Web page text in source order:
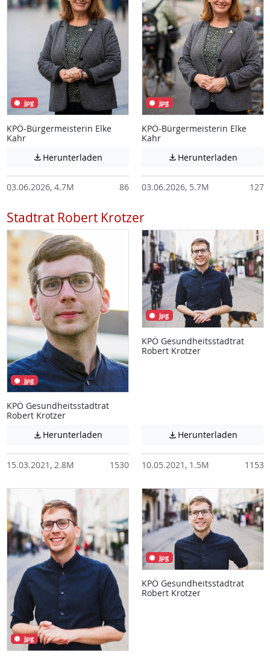
jpg
KPÖ-Bürgermeisterin Elke
Kahr
 Herunterladen Achtung: Diese Datei enthält unter
03.06.2026, 4.7M 86
jpg
KPÖ-Bürgermeisterin Elke
Kahr
 Herunterladen
03.06.2026, 5.7M 127
Stadtrat Robert Krotzer
jpg
KPÖ Gesundheitsstadtrat
Robert Krotzer
 Herunterladen Achtung: Diese Datei enthält unter
15.03.2021, 2.8M 1530
jpg
KPÖ Gesundheitsstadtrat
Robert Krotzer
 Herunterladen
10.05.2021, 1.5M 1153
jpg
jpg
KPÖ Gesundheitsstadtrat
Robert Krotzer